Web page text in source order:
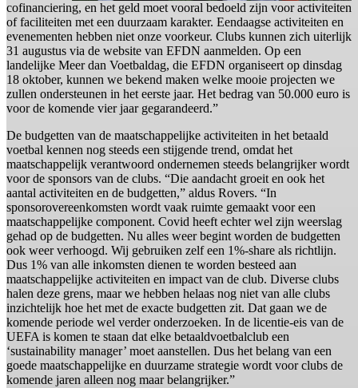
cofinanciering, en het geld moet vooral bedoeld zijn voor activiteiten
of faciliteiten met een duurzaam karakter. Eendaagse activiteiten en
evenementen hebben niet onze voorkeur. Clubs kunnen zich uiterlijk
31 augustus via de website van EFDN aanmelden. Op een
landelijke Meer dan Voetbaldag, die EFDN organiseert op dinsdag
18 oktober, kunnen we bekend maken welke mooie projecten we
zullen ondersteunen in het eerste jaar. Het bedrag van 50.000 euro is
voor de komende vier jaar gegarandeerd.”
De budgetten van de maatschappelijke activiteiten in het betaald
voetbal kennen nog steeds een stijgende trend, omdat het
maatschappelijk verantwoord ondernemen steeds belangrijker wordt
voor de sponsors van de clubs. “Die aandacht groeit en ook het
aantal activiteiten en de budgetten,” aldus Rovers. “In
sponsorovereenkomsten wordt vaak ruimte gemaakt voor een
maatschappelijke component. Covid heeft echter wel zijn weerslag
gehad op de budgetten. Nu alles weer begint worden de budgetten
ook weer verhoogd. Wij gebruiken zelf een 1%-share als richtlijn.
Dus 1% van alle inkomsten dienen te worden besteed aan
maatschappelijke activiteiten en impact van de club. Diverse clubs
halen deze grens, maar we hebben helaas nog niet van alle clubs
inzichtelijk hoe het met de exacte budgetten zit. Dat gaan we de
komende periode wel verder onderzoeken. In de licentie-eis van de
UEFA is komen te staan dat elke betaaldvoetbalclub een
‘sustainability manager’ moet aanstellen. Dus het belang van een
goede maatschappelijke en duurzame strategie wordt voor clubs de
komende jaren alleen nog maar belangrijker.”